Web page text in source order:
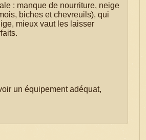
: manque de nourriture, neige
biches et chevreuils), qui
mieux vaut les laisser
un équipement adéquat,